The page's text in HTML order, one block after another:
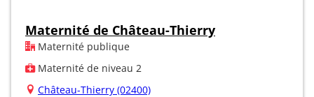
Maternité de Château-Thierry
Maternité publique
Maternité de niveau 2
Château-Thierry (02400)